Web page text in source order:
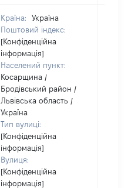
Країна:
Україна
Поштовий індекс:
[Конфіденційна
інформація]
Населений пункт:
Косарщина /
Бродівський район /
Львівська область /
Україна
Тип вулиці:
[Конфіденційна
інформація]
Вулиця:
[Конфіденційна
інформація]